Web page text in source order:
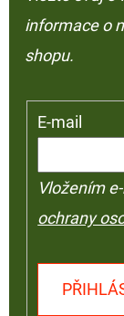
informace o
shopu.
E-mail
Vložením
ochrany